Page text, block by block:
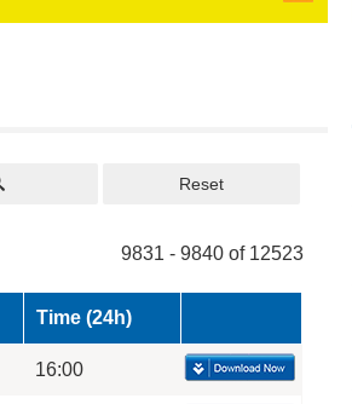
Reset
9831 - 9840 of 12523
Time (24h)
16:00